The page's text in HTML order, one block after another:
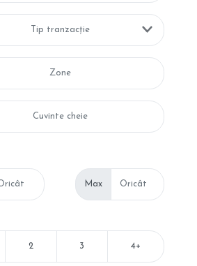
Tip tranzacție
Max
2 3 4+